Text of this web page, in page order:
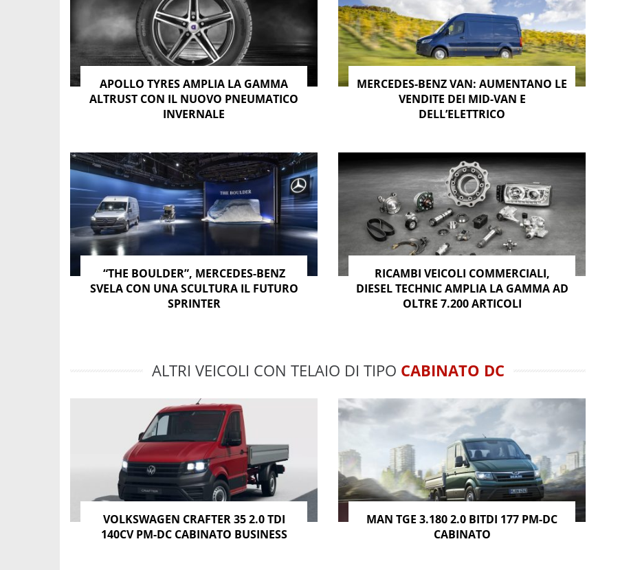
APOLLO TYRES AMPLIA LA GAMMA
ALTRUST CON IL NUOVO PNEUMATICO
INVERNALE
MERCEDES-BENZ VAN: AUMENTANO LE
VENDITE DEI MID-VAN E
DELL’ELETTRICO
“THE BOULDER”, MERCEDES-BENZ
SVELA CON UNA SCULTURA IL FUTURO
SPRINTER
RICAMBI VEICOLI COMMERCIALI,
DIESEL TECHNIC AMPLIA LA GAMMA AD
OLTRE 7.200 ARTICOLI
ALTRI VEICOLI CON TELAIO DI TIPO CABINATO DC
VOLKSWAGEN CRAFTER 35 2.0 TDI
140CV PM-DC CABINATO BUSINESS
MAN TGE 3.180 2.0 BITDI 177 PM-DC
CABINATO